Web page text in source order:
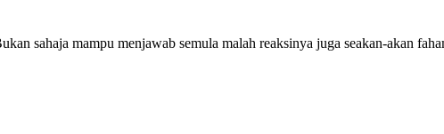
sahaja mampu menjawab semula malah reaksinya juga seakan-akan